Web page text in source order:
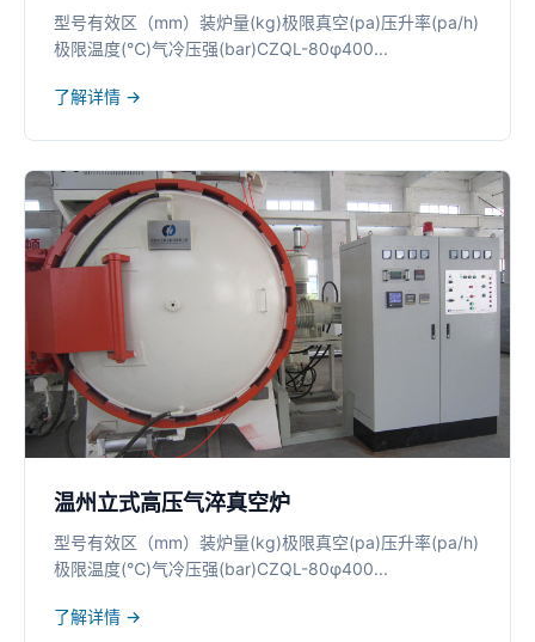
型号有效区（mm）装炉量(kg)极限真空(pa)压升率(pa/h)
极限温度(℃)气冷压强(bar)CZQL-80φ400...
了解详情 →
温州立式高压气淬真空炉
型号有效区（mm）装炉量(kg)极限真空(pa)压升率(pa/h)
极限温度(℃)气冷压强(bar)CZQL-80φ400...
了解详情 →